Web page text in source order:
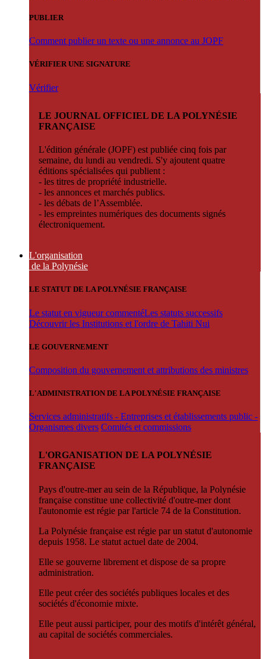
PUBLIER
Comment publier un texte ou une annonce au JOPF
VÉRIFIER UNE SIGNATURE
Vérifier
LE JOURNAL OFFICIEL DE LA POLYNÉSIE
FRANÇAISE
L'édition générale (JOPF) est publiée cinq fois par
semaine, du lundi au vendredi. S'y ajoutent quatre
éditions spécialisées qui publient :
- les titres de propriété industrielle.
- les annonces et marchés publics.
- les débats de l’Assemblée.
- les empreintes numériques des documents signés
électroniquement.
L'organisation
de la Polynésie
LE STATUT DE LA POLYNÉSIE FRANÇAISE
Le statut en vigueur commentéLes statuts successifs
Découvrir les Institutions et l'ordre de Tahiti Nui
LE GOUVERNEMENT
Composition du gouvernement et attributions des ministres
L'ADMINISTRATION DE LA POLYNÉSIE FRANÇAISE
Services administratifs - Entreprises et établissements public -
Organismes divers Comités et commissions
L'ORGANISATION DE LA POLYNÉSIE
FRANÇAISE
Pays d'outre-mer au sein de la République, la Polynésie
française constitue une collectivité d'outre-mer dont
l'autonomie est régie par l'article 74 de la Constitution.
La Polynésie française est régie par un statut d'autonomie
depuis 1958. Le statut actuel date de 2004.
Elle se gouverne librement et dispose de sa propre
administration.
Elle peut créer des sociétés publiques locales et des
sociétés d'économie mixte.
Elle peut aussi participer, pour des motifs d'intérêt général,
au capital de sociétés commerciales.